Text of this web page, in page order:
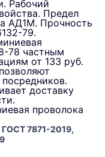
Рабочий
Предел
АД1М. Прочность
79.
78 частным
от 133 руб.
доставку
проволока
7871-2019,